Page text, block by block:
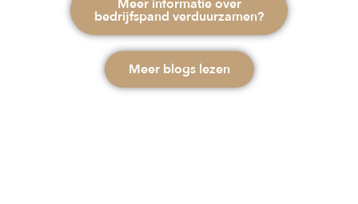
Meer informatie over
bedrijfspand verduurzamen?
Meer blogs lezen